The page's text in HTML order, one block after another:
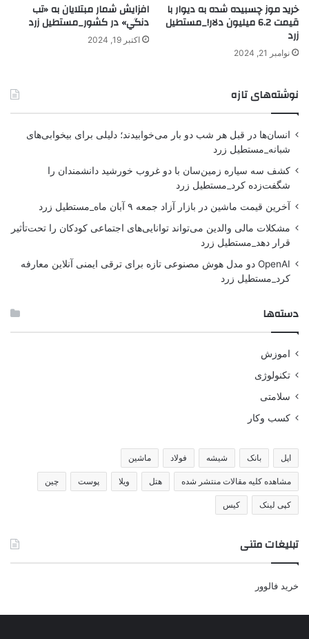
خرید موز چسبیده شده به دیوار با
قیمت 6.2 میلیون دلار!_مستطیل
زرد
نوامبر 21, 2024
افزايش شمار مبتلايان به «تب
دنگي» در كشور_مستطیل زرد
اکتبر 19, 2024
نوشته‌های تازه
انسان‌ها در قبل هر شب دو بار می‌خوابیدند؛ دلیلی برای بیخوابی‌های
شبانه_مستطیل زرد
کشف سه سیاره زمین‌سان با دو غروب خورشید دانشمندان را
شگفت‌زده کرد_مستطیل زرد
آخرین قیمت ماشین در بازار آزاد جمعه ۹ آبان ماه_مستطیل زرد
مشکلات مالی والدین می‌تواند توانایی‌های اجتماعی کودکان را تحت‌تأثیر
قرار دهد_مستطیل زرد
OpenAI دو مدل هوش مصنوعی تازه برای ترقی ایمنی آنلاین معارفه
کرد_مستطیل زرد
دسته‌ها
اموزش
تکنولوژی
سلامتی
کسب وکار
اپل بانک شیشه فولاد ماشین
مشاهده کلیه مقالات منتشر شده هتل ویلا پوست چین
کپی لینک کیس
تبلیغات متنی
خرید فالوور